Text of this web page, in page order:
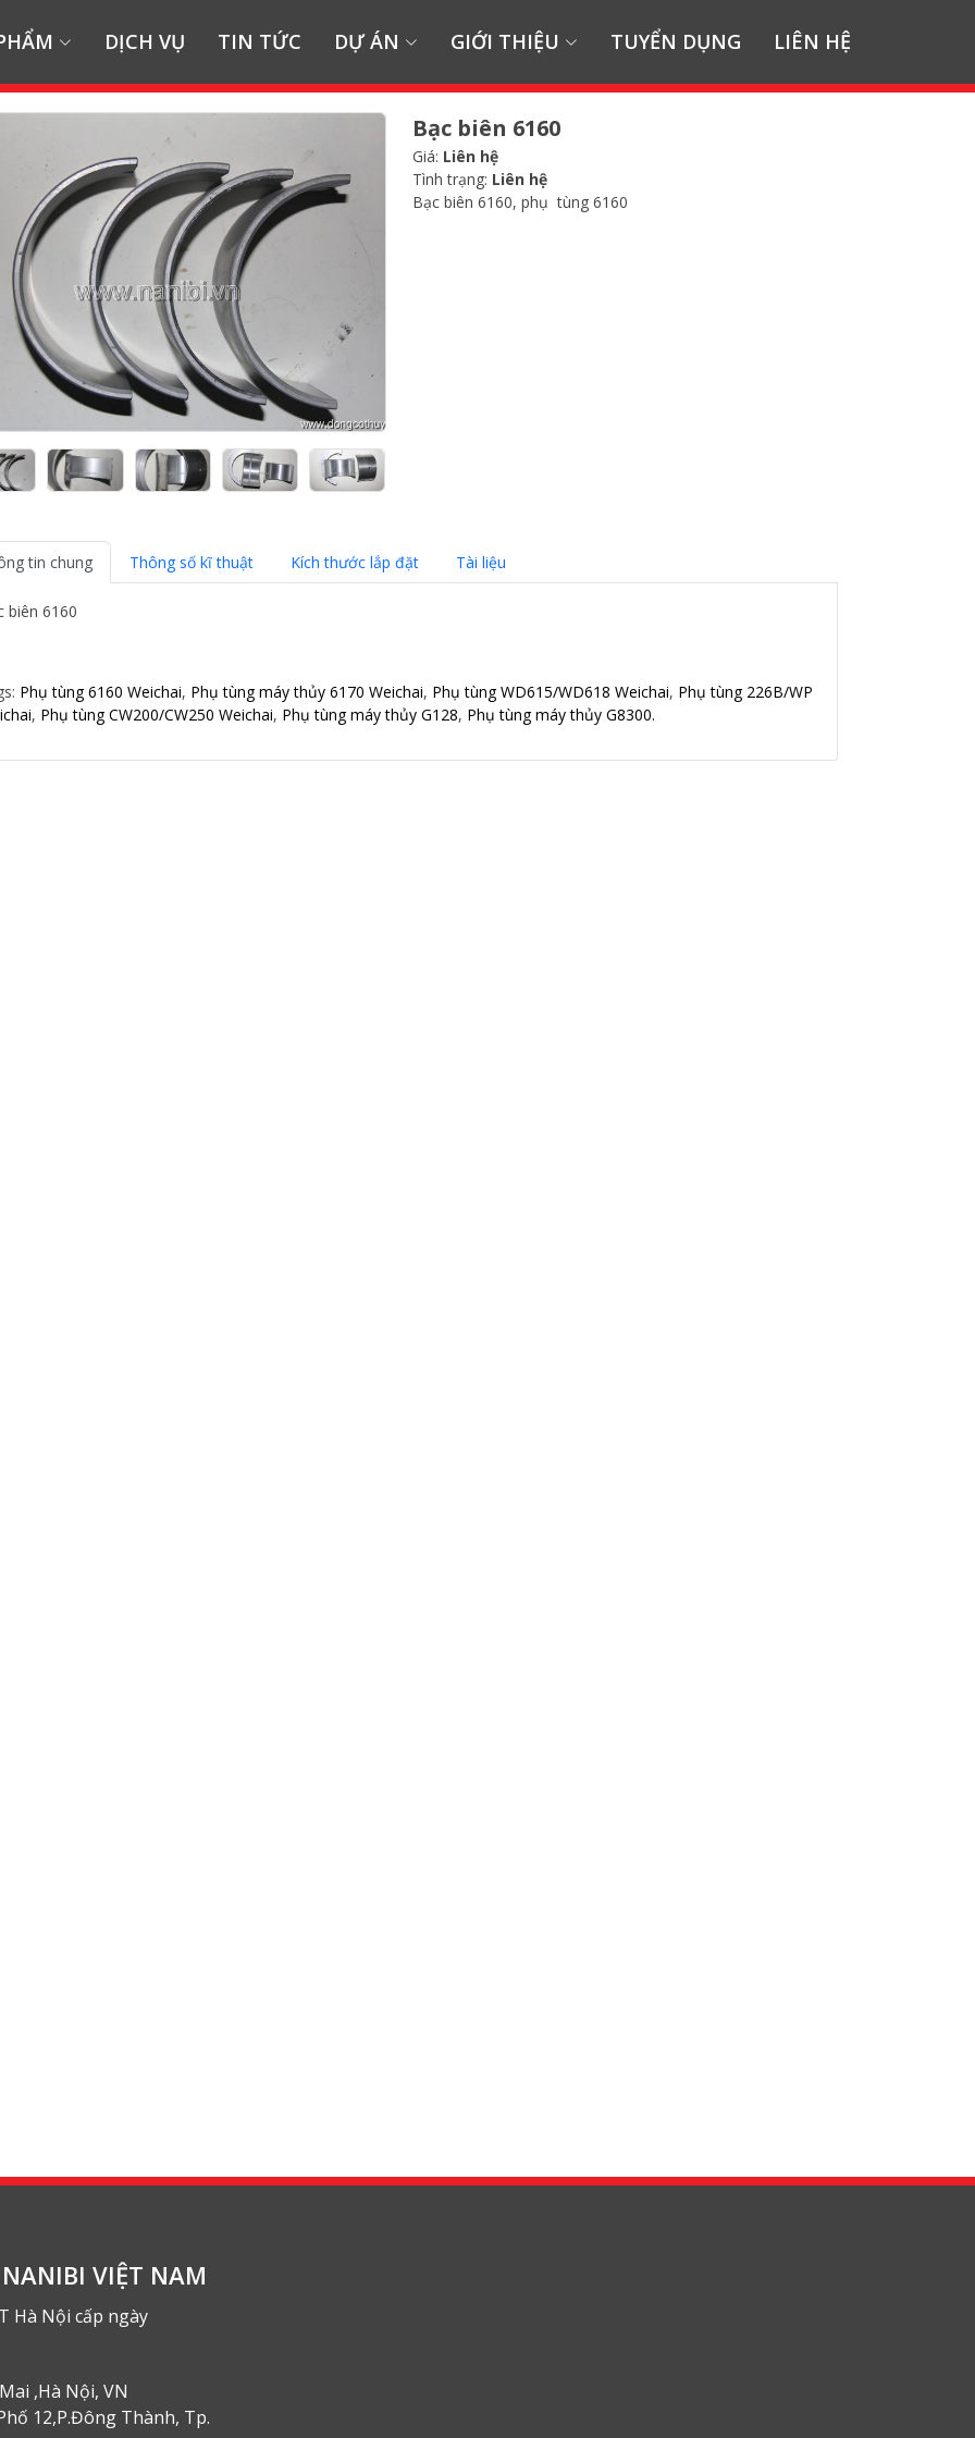
DỊCH VỤ TIN TỨC DỰ ÁN GIỚI THIỆU TUYỂN DỤNG LIÊN HỆ
Bạc biên 6160
Giá: Liên hệ
Tình trạng: Liên hệ
Bạc biên 6160, phụ tùng 6160
tin chung Thông số kĩ thuật Kích thước lắp đặt Tài liệu
biên 6160
Phụ tùng 6160 Weichai, Phụ tùng máy thủy 6170 Weichai, Phụ tùng WD615/WD618 Weichai, Phụ tùng 226B/WP
, Phụ tùng CW200/CW250 Weichai, Phụ tùng máy thủy G128, Phụ tùng máy thủy G8300.
VIỆT NAM
Hà Nội cấp ngày
,Hà Nội, VN
12,P.Đông Thành, Tp.